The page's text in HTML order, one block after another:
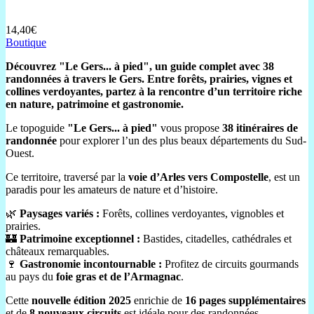
14,40€
Boutique
Découvrez "Le Gers... à pied", un guide complet avec 38
randonnées à travers le Gers. Entre forêts, prairies, vignes et
collines verdoyantes, partez à la rencontre d’un territoire riche
en nature, patrimoine et gastronomie.
Le topoguide "Le Gers... à pied" vous propose 38 itinéraires de
randonnée pour explorer l’un des plus beaux départements du Sud-
Ouest.
Ce territoire, traversé par la voie d’Arles vers Compostelle, est un
paradis pour les amateurs de nature et d’histoire.
🌿 Paysages variés : Forêts, collines verdoyantes, vignobles et
prairies.
🏰 Patrimoine exceptionnel : Bastides, citadelles, cathédrales et
châteaux remarquables.
🍷 Gastronomie incontournable : Profitez de circuits gourmands
au pays du foie gras et de l’Armagnac.
Cette nouvelle édition 2025 enrichie de 16 pages supplémentaires